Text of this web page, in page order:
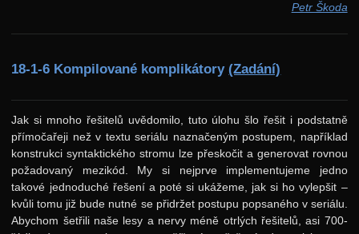
Petr Škoda
18-1-6 Kompilované komplikátory(Zadání)
Jak si mnoho řešitelů uvědomilo, tuto úlohu šlo řešit i podstatně
přímočařeji než v textu seriálu naznačeným postupem, například
konstrukci syntaktického stromu lze přeskočit a generovat rovnou
požadovaný mezikód. My si nejprve implementujeme jedno
takové jednoduché řešení a poté si ukážeme, jak si ho vylepšit –
kvůli tomu již bude nutné se přidržet postupu popsaného v seriálu.
Abychom šetřili naše lesy a nervy méně otrlých řešitelů, asi 700-